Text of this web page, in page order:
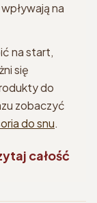
na
na start,
się
do
zobaczyć
do snu.
całość